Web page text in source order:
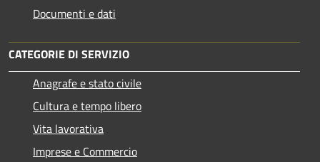
Documenti e dati
CATEGORIE DI SERVIZIO
Anagrafe e stato civile
Cultura e tempo libero
Vita lavorativa
Imprese e Commercio